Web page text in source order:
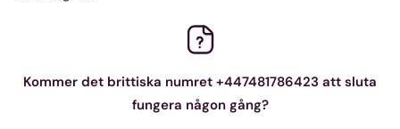
Kommer det brittiska numret +447481786423 att sluta
fungera någon gång?